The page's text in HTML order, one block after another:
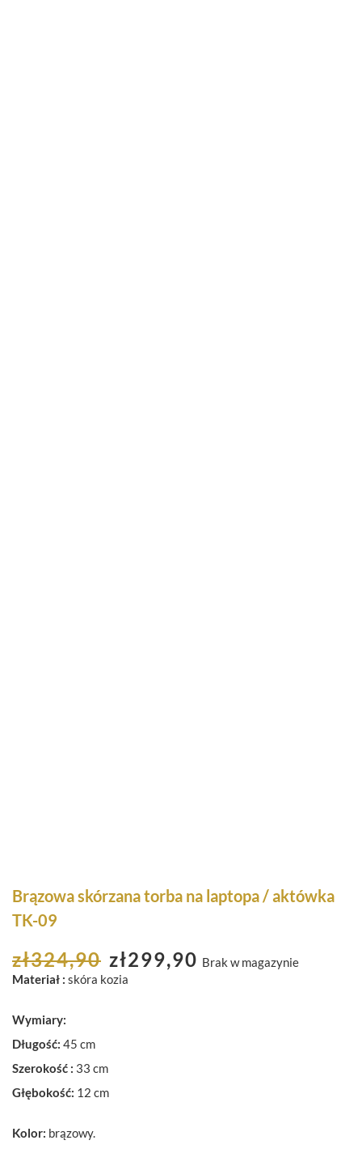
Brązowa skórzana torba na laptopa / aktówka
TK-09
zł324,90 zł299,90 Brak w magazynie
Materiał : skóra kozia
Wymiary:
Długość: 45 cm
Szerokość : 33 cm
Głębokość: 12 cm
Kolor: brązowy.